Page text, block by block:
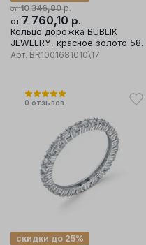
от 10 346,80р.
от 7 760,10 р.
Кольцо дорожка BUBLIK
JEWELRY, красное золото 585
проба, вставка бриллиант
Арт. BR1001681010\17
0 отзывов
скидки до 25%